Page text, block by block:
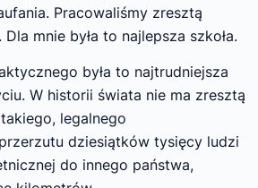
Pracowaliśmy zresztą
mnie była to najlepsza szkoła.
była to najtrudniejsza
W historii świata nie ma zresztą
legalnego
dziesiątków tysięcy ludzi
do innego państwa,